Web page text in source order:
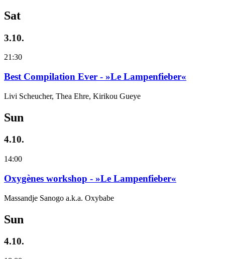
Sat
3.10.
21:30
Best Compilation Ever - »Le Lampenfieber«
Livi Scheucher, Thea Ehre, Kirikou Gueye
Sun
4.10.
14:00
Oxygènes workshop - »Le Lampenfieber«
Massandje Sanogo a.k.a. Oxybabe
Sun
4.10.